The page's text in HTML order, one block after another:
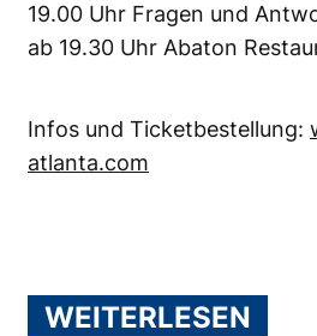
19.00 Uhr Fragen und
ab 19.30 Uhr Abaton
Infos und Ticketbestellung:
atlanta.com
WEITERLESEN